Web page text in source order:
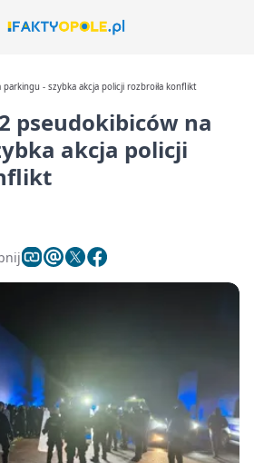
- szybka akcja policji rozbroiła konflikt
pseudokibiców na
akcja policji